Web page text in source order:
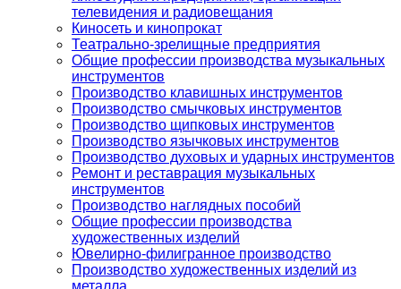
телевидения и радиовещания
Киносеть и кинопрокат
Театрально-зрелищные предприятия
Общие профессии производства музыкальных
инструментов
Производство клавишных инструментов
Производство смычковых инструментов
Производство щипковых инструментов
Производство язычковых инструментов
Производство духовых и ударных инструментов
Ремонт и реставрация музыкальных
инструментов
Производство наглядных пособий
Общие профессии производства
художественных изделий
Ювелирно-филигранное производство
Производство художественных изделий из
металла